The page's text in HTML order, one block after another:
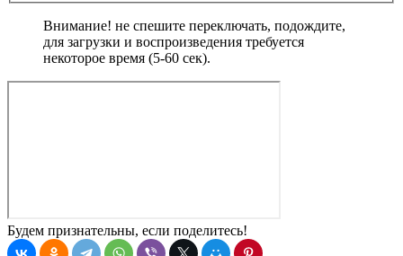
Внимание! не спешите переключать, подождите,
для загрузки и воспроизведения требуется
некоторое время (5-60 сек).
Будем признательны, если поделитесь!